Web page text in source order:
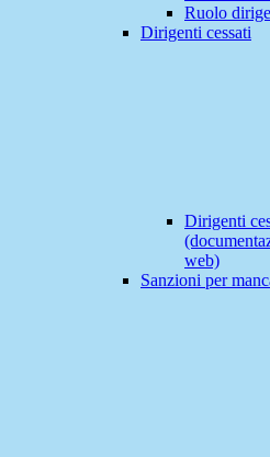
Ruolo
Dirigenti cessati
Dirigenti
web)
Sanzioni per